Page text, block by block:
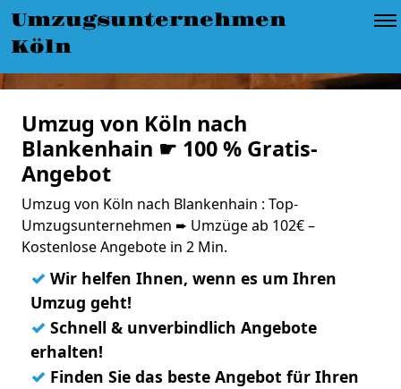
Umzugsunternehmen
Köln
Umzug von Köln nach
Blankenhain ☛ 100 % Gratis-
Angebot
Umzug von Köln nach Blankenhain : Top-
Umzugsunternehmen ➨ Umzüge ab 102€ –
Kostenlose Angebote in 2 Min.
✓ Wir helfen Ihnen, wenn es um Ihren
Umzug geht!
✓ Schnell & unverbindlich Angebote
erhalten!
✓ Finden Sie das beste Angebot für Ihren